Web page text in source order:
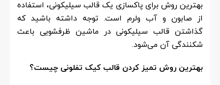
بهترین روش برای پاکسازی یک قالب سیلیکونی، استفاده
از صابون و آب ولرم است. توجه داشته باشید که
گذاشتن قالب سیلیکونی در ماشین ظرفشویی باعث
شکنندگی آن می‌شود.
بهترین روش تمیز کردن قالب کیک تفلونی چیست؟